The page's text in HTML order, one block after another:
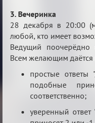
3. Вечеринка
28 декабря в 20:00
любой, кто имеет
Ведущий поочерёдно
Всем желающим даётся
простые
подобные
соответственно;
уверенный